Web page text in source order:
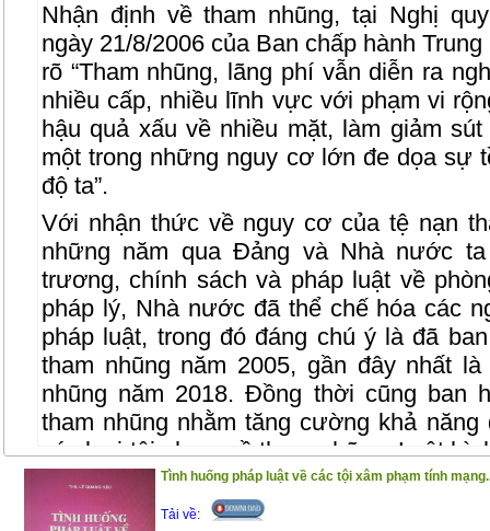
Nhận định về tham nhũng, tại Nghị
ngày 21/8/2006 của Ban chấp hành
rõ “Tham nhũng, lãng phí vẫn diễn ra
nhiều cấp, nhiều lĩnh vực với phạm vi
hậu quả xấu về nhiều mặt, làm giảm
một trong những nguy cơ lớn đe dọa sự
độ ta”.
Với nhận thức về nguy cơ của tệ nạn
những năm qua Đảng và Nhà nước
trương, chính sách và pháp luật về
pháp lý, Nhà nước đã thể chế hóa các
pháp luật, trong đó đáng chú ý là đã
tham nhũng năm 2005, gần đây nhất
nhũng năm 2018. Đồng thời cũng ban
tham nhũng nhằm tăng cường khả
các loại tội phạm về tham nhũng. Luật
2015, sửa đổi năm 2017) với những qui
Nhằm giúp bạn đọc nói chung, những
Tình huống pháp luật về các tội xâm phạm tính
Tải về: